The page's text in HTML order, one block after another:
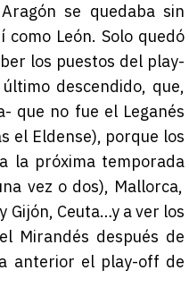
se quedaba sin
León. Solo quedó
los puestos del play-
descendido, que,
que no fue el Leganés
el Eldense), porque los
la próxima temporada
vez o dos), Mallorca,
Gijón, Ceuta…y a ver los
Mirandés después de
anterior el play-off de